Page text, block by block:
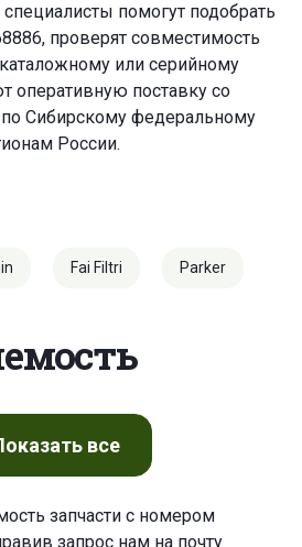
помогут подобрать
проверят совместимость
или серийному
оперативную поставку со
по Сибирскому федеральному
России.
Fai Filtri Parker
все
запчасти с номером
запрос нам на почту